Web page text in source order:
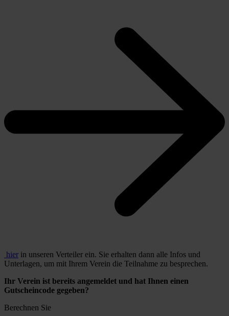
hier in unseren Verteiler ein. Sie erhalten dann alle Infos und
Unterlagen, um mit Ihrem Verein die Teilnahme zu besprechen.
Ihr Verein ist bereits angemeldet und hat Ihnen einen
Gutscheincode gegeben?
Berechnen Sie